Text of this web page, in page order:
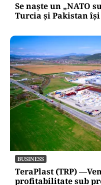
Se naște un „NATO
Turcia și Pakistan
BUSINESS
TeraPlast (TRP)
profitabilitate sub